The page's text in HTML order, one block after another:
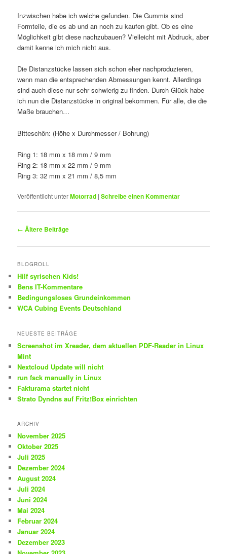
Inzwischen habe ich welche gefunden. Die Gummis sind
Formteile, die es ab und an noch zu kaufen gibt. Ob es eine
Möglichkeit gibt diese nachzubauen? Vielleicht mit Abdruck, aber
damit kenne ich mich nicht aus.
Die Distanzstücke lassen sich schon eher nachproduzieren,
wenn man die entsprechenden Abmessungen kennt. Allerdings
sind auch diese nur sehr schwierig zu finden. Durch Glück habe
ich nun die Distanzstücke in original bekommen. Für alle, die die
Maße brauchen…
Bitteschön: (Höhe x Durchmesser / Bohrung)
Ring 1: 18 mm x 18 mm / 9 mm
Ring 2: 18 mm x 22 mm / 9 mm
Ring 3: 32 mm x 21 mm / 8,5 mm
Veröffentlicht unterMotorrad |Schreibe einen Kommentar
Beitragsnavigation
← Ältere Beiträge
BLOGROLL
Hilf syrischen Kids!
Bens IT-Kommentare
Bedingungsloses Grundeinkommen
WCA Cubing Events Deutschland
NEUESTE BEITRÄGE
Screenshot im Xreader, dem aktuellen PDF-Reader in Linux
Mint
Nextcloud Update will nicht
run fsck manually in Linux
Fakturama startet nicht
Strato Dyndns auf Fritz!Box einrichten
ARCHIV
November 2025
Oktober 2025
Juli 2025
Dezember 2024
August 2024
Juli 2024
Juni 2024
Mai 2024
Februar 2024
Januar 2024
Dezember 2023